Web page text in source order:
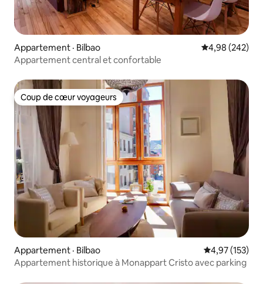
Appartement · Bilbao Note
4,98 (242)
Appartement central et confortable
Coup de cœur voyageurs
Coup de cœur voyageurs
Appartement · Bilbao Note
4,97 (153)
Appartement historique à Monappart Cristo avec parking